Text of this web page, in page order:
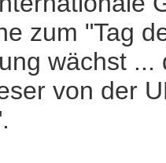
zum "Tag
wächst
von der